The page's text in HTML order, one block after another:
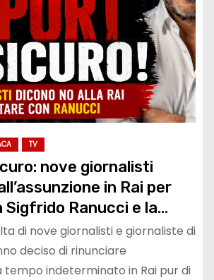
TV
nove giornalisti
in Rai per
Ranucci e la
di Rai3
di nove giornalisti e giornaliste di
deciso di rinunciare
tempo indeterminato in Rai pur di